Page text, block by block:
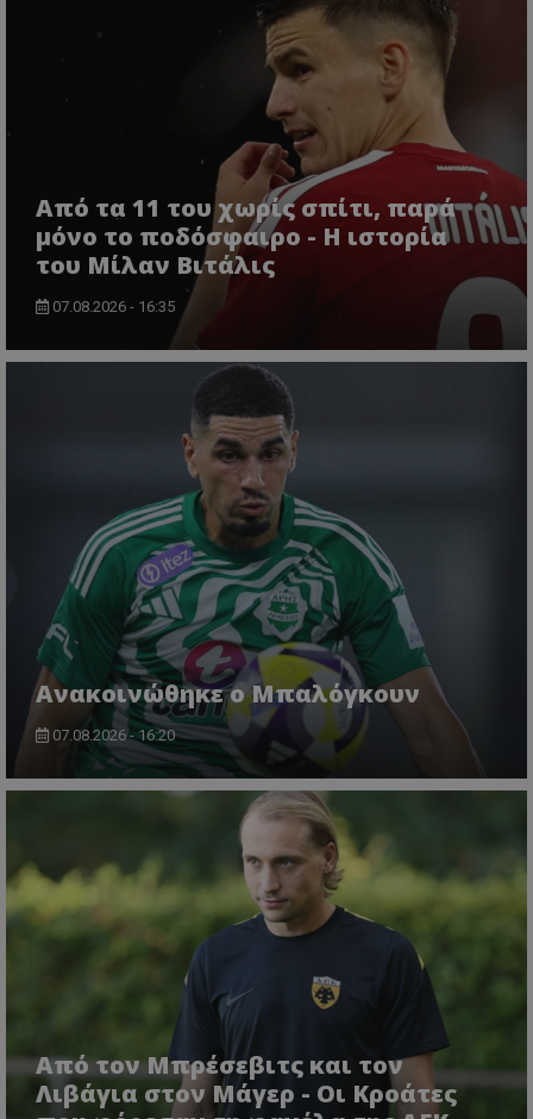
Από τα 11 του χωρίς σπίτι, παρά
μόνο το ποδόσφαιρο - Η ιστορία
του Μίλαν Βιτάλις
07.08.2026 - 16:35
Ανακοινώθηκε ο Μπαλόγκουν
07.08.2026 - 16:20
Από τον Μπρέσεβιτς και τον
Λιβάγια στον Μάγερ - Οι Κροάτες